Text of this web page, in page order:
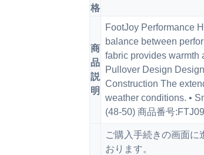
格
商
品
説
明
FootJoy Performance
balance between
fabric provides warmth
Pullover Design
Construction The
weather conditions. •
(48-50) 商品番号
ご購入手続きの画面に
おります。